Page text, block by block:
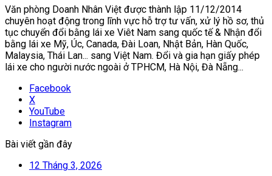
Văn phòng Doanh Nhân Việt được thành lập 11/12/2014
chuyên hoạt động trong lĩnh vực hỗ trợ tư vấn, xử lý hồ sơ, thủ
tục chuyển đổi bằng lái xe Viêt Nam sang quốc tế & Nhận đổi
bằng lái xe Mỹ, Úc, Canada, Đài Loan, Nhật Bản, Hàn Quốc,
Malaysia, Thái Lan... sang Việt Nam. Đổi và gia hạn giấy phép
lái xe cho người nước ngoài ở TPHCM, Hà Nội, Đà Nẵng...
Facebook
X
YouTube
Instagram
Bài viết gần đây
12 Tháng 3, 2026